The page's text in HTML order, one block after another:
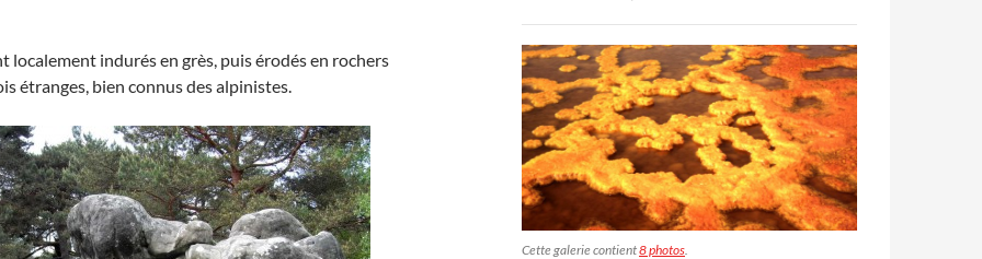
localement indurés en grès, puis érodés en rochers
étranges, bien connus des alpinistes.
Cette galerie contient8 photos